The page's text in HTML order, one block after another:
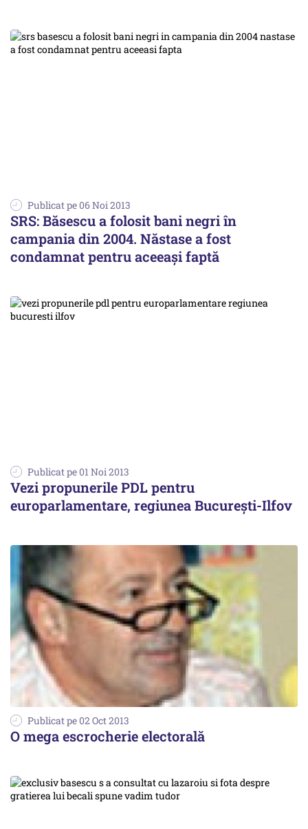
Publicat pe 06 Noi 2013
SRS: Băsescu a folosit bani negri în
campania din 2004. Năstase a fost
condamnat pentru aceeași faptă
Publicat pe 01 Noi 2013
Vezi propunerile PDL pentru
europarlamentare, regiunea București-Ilfov
Publicat pe 02 Oct 2013
O mega escrocherie electorală